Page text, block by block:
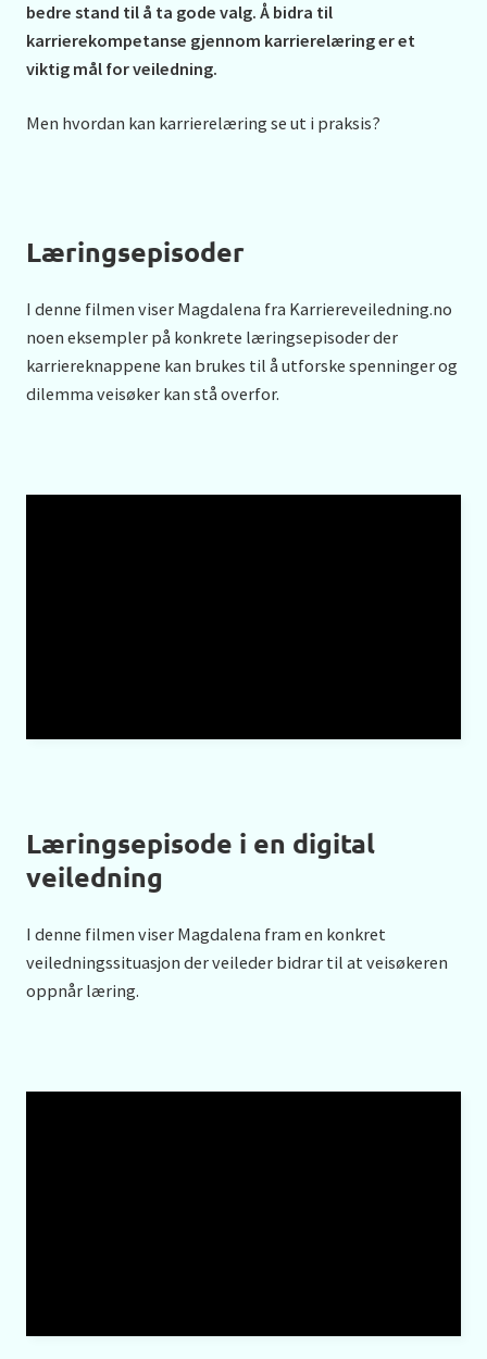
bedre stand til å ta gode valg. Å bidra til
karrierekompetanse gjennom karrierelæring er et
viktig mål for veiledning.
Men hvordan kan karrierelæring se ut i praksis?
Læringsepisoder
I denne filmen viser Magdalena fra Karriereveiledning.no
noen eksempler på konkrete læringsepisoder der
karriereknappene kan brukes til å utforske spenninger og
dilemma veisøker kan stå overfor.
Læringsepisode i en digital
veiledning
I denne filmen viser Magdalena fram en konkret
veiledningssituasjon der veileder bidrar til at veisøkeren
oppnår læring.